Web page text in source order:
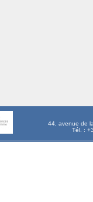
44, avenue de
Tél. :